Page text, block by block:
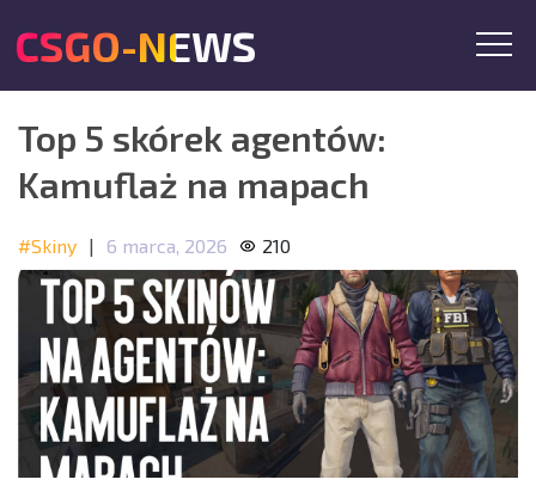
CSGO-NEWS
Top 5 skórek agentów:
Kamuflaż na mapach
#Skiny | 6 marca, 2026 210